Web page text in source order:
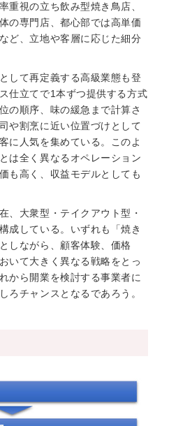
重視の立ち飲み型焼き鳥店、
の専門店、都心部では高単価
ど、立地や客層に応じた細分
して再定義する高級業態も登
仕立てで1本ずつ提供する方式
の順序、味の緩急まで計算さ
や割烹に近い位置づけとして
に人気を集めている。このよ
は全く異なるオペレーション
も高く、収益モデルとしても
、大衆型・テイクアウト型・
成している。いずれも「焼き
しながら、顧客体験、価格
いて大きく異なる戦略をとっ
から開業を検討する事業者に
ろチャンスとなるであろう。